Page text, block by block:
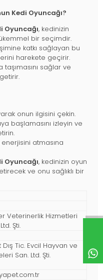
Kedi Oyuncağı?
Oyuncağı, kedinizin
bir seçimdir.
katkı sağlayan bu
harekete geçirir.
taşımasını sağlar ve
onun ilgisini çekin.
başlamasını izleyin ve
atmasına
Oyuncağı, kedinizin oyun
ve onu sağlıklı bir
Veterinerlik Hizmetleri
Şti.
Dış Tic. Evcil Hayvan ve
San. Ltd. Şti.